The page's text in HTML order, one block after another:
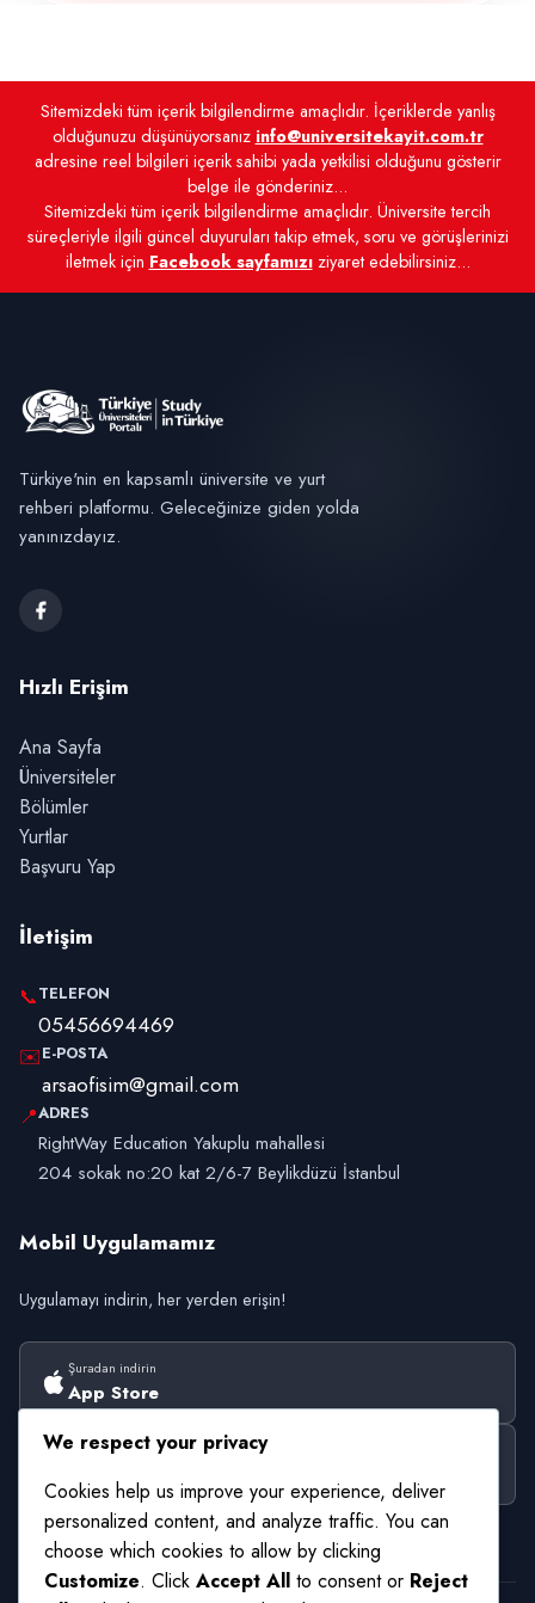
Sitemizdeki tüm içerik bilgilendirme amaçlıdır. İçeriklerde yanlış
olduğunuzu düşünüyorsanız info@universitekayit.com.tr
adresine reel bilgileri içerik sahibi yada yetkilisi olduğunu gösterir
belge ile gönderiniz...
Sitemizdeki tüm içerik bilgilendirme amaçlıdır. Üniversite tercih
süreçleriyle ilgili güncel duyuruları takip etmek, soru ve görüşlerinizi
iletmek için Facebook sayfamızıziyaret edebilirsiniz...
Türkiye'nin en kapsamlı üniversite ve yurt
rehberi platformu. Geleceğinize giden yolda
yanınızdayız.
Hızlı Erişim
Ana Sayfa
Üniversiteler
Bölümler
Yurtlar
Başvuru Yap
İletişim
📞TELEFON
05456694469
✉️E-POSTA
arsaofisim@gmail.com
📍ADRES
RightWay Education Yakuplu mahallesi
204 sokak no:20 kat 2/6-7 Beylikdüzü İstanbul
Mobil Uygulamamız
Uygulamayı indirin, her yerden erişin!
Şuradan indirin
App Store
Şuradan alın
Google Play
We respect your privacy
Cookies help us improve your experience, deliver
personalized content, and analyze traffic. You can
choose which cookies to allow by clicking
Customize. Click Accept All to consent or Reject